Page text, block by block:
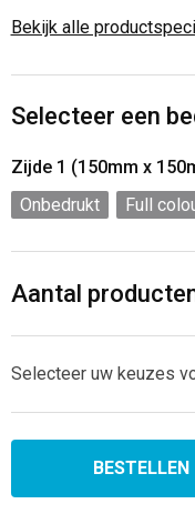
Bekijk alle
Selecteer een
Zijde 1 (150mm x
Onbedrukt
Full
Aantal
Selecteer uw keuzes
BESTELLEN